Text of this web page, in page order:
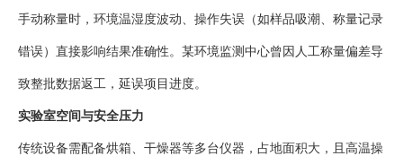
手动称量时，环境温湿度波动、操作失误（如样品吸潮、称量记录
错误）直接影响结果准确性。某环境监测中心曾因人工称量偏差导
致整批数据返工，延误项目进度。
实验室空间与安全压力
传统设备需配备烘箱、干燥器等多台仪器，占地面积大，且高温操